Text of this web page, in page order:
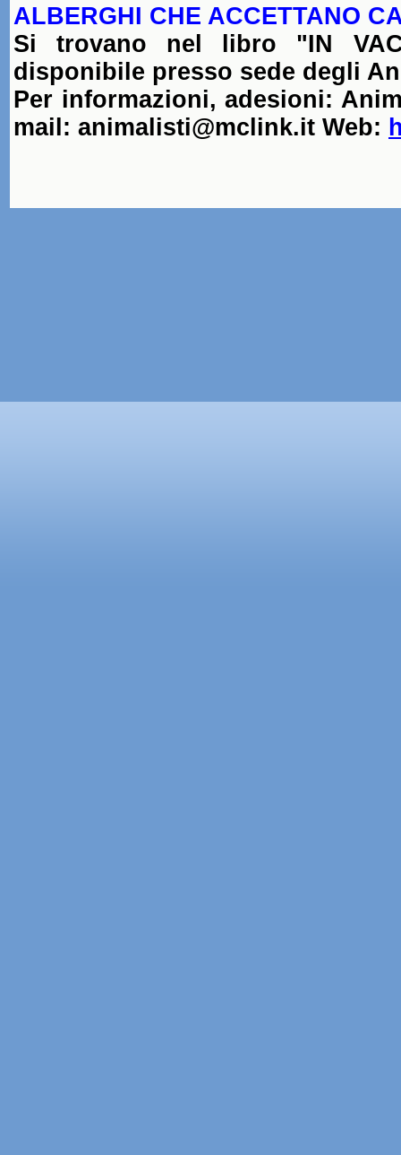
ALBERGHI CHE ACCETTANO
Si trovano nel libro "IN
disponibile presso sede degli
Per informazioni, adesioni:
mail: animalisti@mclink.it Web: